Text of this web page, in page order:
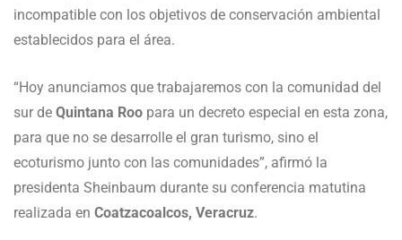
incompatible con los objetivos de conservación ambiental
establecidos para el área.
“Hoy anunciamos que trabajaremos con la comunidad del
sur de Quintana Roo para un decreto especial en esta zona,
para que no se desarrolle el gran turismo, sino el
ecoturismo junto con las comunidades”, afirmó la
presidenta Sheinbaum durante su conferencia matutina
realizada en Coatzacoalcos, Veracruz.